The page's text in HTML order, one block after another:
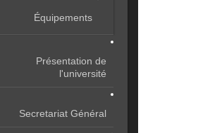
Équipements
Présentation de
l'université
Secretariat Général